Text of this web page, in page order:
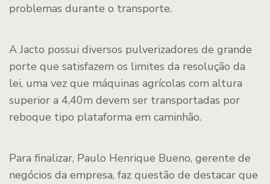
problemas durante o transporte.
A Jacto possui diversos pulverizadores de grande
porte que satisfazem os limites da resolução da
lei, uma vez que máquinas agrícolas com altura
superior a 4,40m devem ser transportadas por
reboque tipo plataforma em caminhão.
Para finalizar, Paulo Henrique Bueno, gerente de
negócios da empresa, faz questão de destacar que